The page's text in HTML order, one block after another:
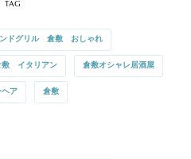
TAG
ドグリル 倉敷 おしゃれ
敷 イタリアン 倉敷オシャレ居酒屋
ア 倉敷